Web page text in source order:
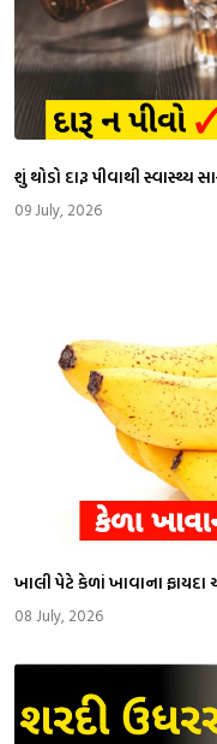
શું થોડો દારૂ પીવાથી સ્વાસ્થ્ય
09 July, 2026
​ખાલી પેટે કેળાં ખાવાના
08 July, 2026